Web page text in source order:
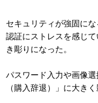
セキュリティが強固に
認証にストレスを感じ
き彫りになった。
パスワード入力や画像
（購入辞退）」に大き